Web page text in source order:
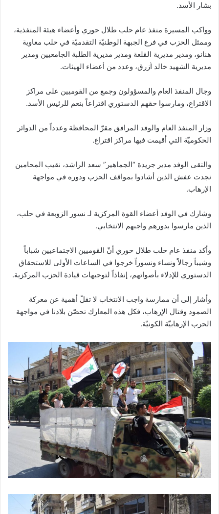
بشار الأسد.
وواكب المسيرة منفذ عام حلب طلال حوري وأعضاء هيئة المنفذية،
وممثل الحزب في فرع الجبهة الوطنيّة التقدميّة في حلب معاوية
هنانو، ومدير مديرية القلعة ومدير مديرية الطلبة الجامعيين ومدير
مديرية الشهيد خالد أزرق، وعدد من أعضاء الهيئات.
وجال المنفذ العام والمسؤولون وجمع من القوميين على مراكز
الاقتراع، ومارسوا حقهم الدستوري اقتراعاً بنعم للرئيس الأسد.
وزار المنفذ العام والوفد المرافق مقرّ المحافظة وعدداً من الدوائر
الحكوميّة التي أقيمت فيها مراكز اقتراع.
والتقى الوفد مدير جريدة “الجماهير” سعد الراشد، نقيب المحامين
نجدت عفش الذين أشادوا بمواقف الحزب ودوره في مواجهة
الإرهاب.
وشارك في الوفد أعضاء القوة المركزية لـ نسور الزوبعة في حلب،
الذين مارسوا بدورهم واجبهم الانتخابي.
وأكد منفذ عام حلب طلال حوري أنّ القوميين الاجتماعيين شباباً
وشيباً رجالاً ونساء ونسوراً خرجوا في الساعات الأولى للاستحقاق
الدستوري للإدلاء بأصواتهم، إنفاذاً لتوجيهات قيادة الحزب المركزية.
وأشار إلى أن ممارسة واجب الانتخاب لا تقلّ أهمية عن معركة
الصمود وقتال الإرهاب، فكل هذه المعارك تحصّن بلادنا في مواجهة
الحرب الإرهابيّة الكونيّة.